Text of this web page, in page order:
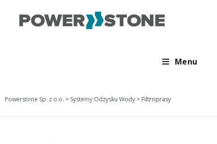
Menu
Powerstone Sp. z o.o. > Systemy Odzysku Wody > Filtroprasy